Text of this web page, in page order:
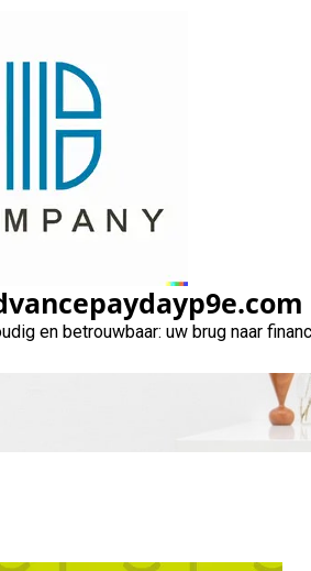
en betrouwbaar: uw brug naar
kan je